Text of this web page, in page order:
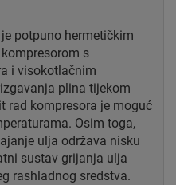
potpuno hermetičkim
s
i visokotlačnim
plina tijekom
rad kompresora je moguć
Osim toga,
ulja održava nisku
sustav grijanja ulja
rashladnog sredstva.